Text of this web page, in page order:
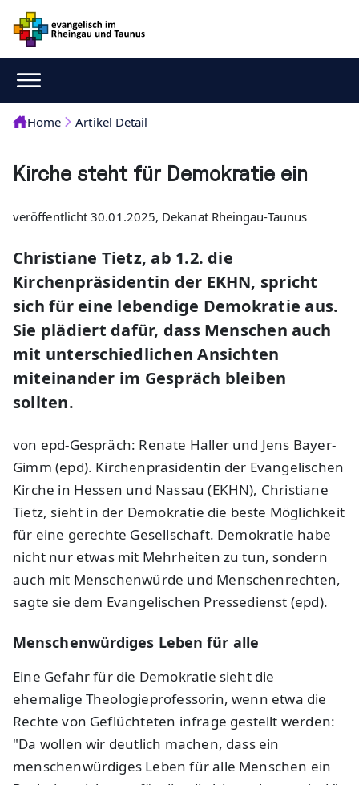
Home Artikel Detail
Kirche steht für Demokratie ein
veröffentlicht 30.01.2025, Dekanat Rheingau-Taunus
Christiane Tietz, ab 1.2. die
Kirchenpräsidentin der EKHN, spricht
sich für eine lebendige Demokratie aus.
Sie plädiert dafür, dass Menschen auch
mit unterschiedlichen Ansichten
miteinander im Gespräch bleiben
sollten.
von epd-Gespräch: Renate Haller und Jens Bayer-
Gimm (epd). Kirchenpräsidentin der Evangelischen
Kirche in Hessen und Nassau (EKHN), Christiane
Tietz, sieht in der Demokratie die beste Möglichkeit
für eine gerechte Gesellschaft. Demokratie habe
nicht nur etwas mit Mehrheiten zu tun, sondern
auch mit Menschenwürde und Menschenrechten,
sagte sie dem Evangelischen Pressedienst (epd).
Menschenwürdiges Leben für alle
Eine Gefahr für die Demokratie sieht die
ehemalige Theologieprofessorin, wenn etwa die
Rechte von Geflüchteten infrage gestellt werden:
"Da wollen wir deutlich machen, dass ein
menschenwürdiges Leben für alle Menschen ein